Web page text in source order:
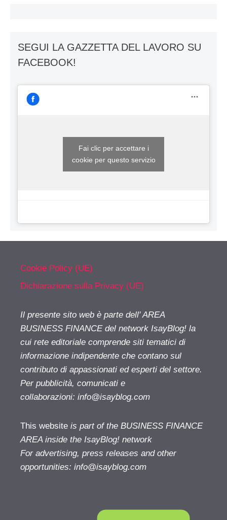
SEGUI LA GAZZETTA DEL LAVORO SU
FACEBOOK!
Fai clic per accettare i
cookie per questo servizio
Cookie Policy (UE)
Dichiarazione sulla Privacy (UE)
Il presente sito web è parte dell' AREA
BUSINESS FINANCE del network IsayBlog! la
cui rete editoriale comprende siti tematici di
informazione indipendente che contano sul
contributo di appassionati ed esperti del settore.
Per pubblicità, comunicati e
collaborazioni: info@isayblog.com
This website is part of the BUSINESS FINANCE
AREA inside the IsayBlog! network
For advertising, press releases and other
opportunities: info@isayblog.com